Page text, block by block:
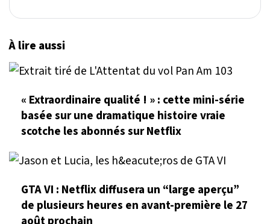
À lire aussi
« Extraordinaire qualité ! » : cette mini-série
basée sur une dramatique histoire vraie
scotche les abonnés sur Netflix
GTA VI : Netflix diffusera un “large aperçu”
de plusieurs heures en avant-première le 27